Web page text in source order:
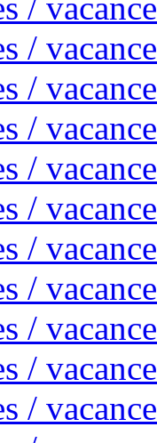
/
/
/
/
/
/
/
/
/
/